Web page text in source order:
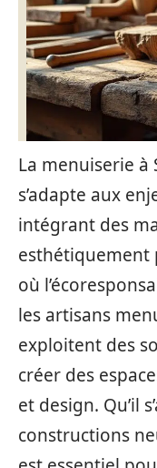
La menuiserie à
s’adapte aux
intégrant des
esthétiquement
où
les artisans
exploitent des
créer des
et design. Qu’il
constructions